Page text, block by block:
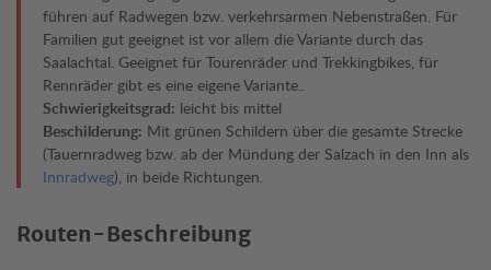
führen auf Radwegen bzw. verkehrsarmen Nebenstraßen. Für
Familien gut geeignet ist vor allem die Variante durch das
Saalachtal. Geeignet für Tourenräder und Trekkingbikes, für
Rennräder gibt es eine eigene Variante..
Schwierigkeitsgrad: leicht bis mittel
Beschilderung: Mit grünen Schildern über die gesamte Strecke
(Tauernradweg bzw. ab der Mündung der Salzach in den Inn als
Innradweg), in beide Richtungen.
Routen-Beschreibung